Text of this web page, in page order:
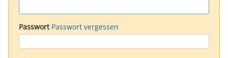
Passwort Passwort vergessen